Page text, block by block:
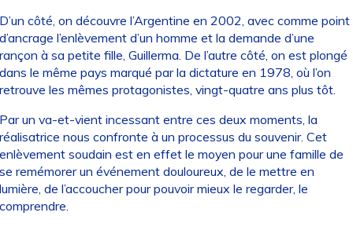
côté, on découvre l’Argentine en 2002, avec comme point
l’enlèvement d’un homme et la demande d’une
à sa petite fille, Guillerma. De l’autre côté, on est plongé
le même pays marqué par la dictature en 1978, où l’on
les mêmes protagonistes, vingt-quatre ans plus tôt.
un va-et-vient incessant entre ces deux moments, la
nous confronte à un processus du souvenir. Cet
soudain est en effet le moyen pour une famille de
remémorer un événement douloureux, de le mettre en
de l’accoucher pour pouvoir mieux le regarder, le